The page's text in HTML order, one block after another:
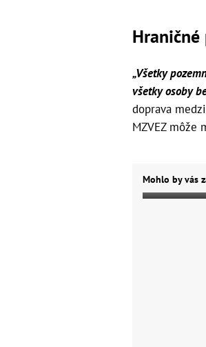
„Všetky
všetky osoby
doprava
MZVEZ môže
Mohlo by vás